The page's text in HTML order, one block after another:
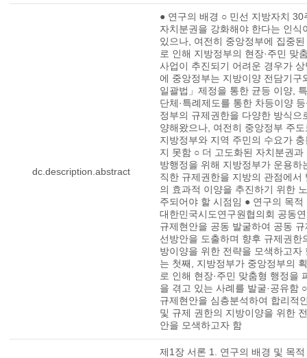
dc.description.abstract
● 연구의 배경 ○ 민선 지방자치 30
자치분권을 강화해야 한다는 인식
있으나, 여전히 중앙정부에 집중
로 인해 지방정부의 현장·주민 맞
사업이 추진되기 어려운 경우가
에 중앙정부는 지방이양 전담기구
일괄법」제정을 통한 균등 이양,
단체·특례제도를 통한 차등이양
정부의 규제권한을 다양한 방식으
양해왔으나, 여전히 중앙정부 주
지방정부와 지역 주민의 수요가
지 못함 ○ 더 고도화된 자치분권과
방행정을 위해 지방정부가 운용하
직한 규제권한을 지방의 관점에서
의 효과적 이양을 추진하기 위한
주되어야 할 시점임 ● 연구의 목적
대한민국시도연구원협의회 공동
규제현안을 공동 발굴하여 공동
선방안을 도출하며 향후 규제권한
방이양을 위한 전략을 모색하고자
는 첫째, 지방정부가 중앙정부의
로 인해 현장·주민 맞춤형 행정을
을 겪고 있는 사례를 발굴·공유함
규제현안을 심층분석하여 합리적
및 규제 권한의 지방이양을 위한
안을 모색하고자 함
제1장 서론 1. 연구의 배경 및 목